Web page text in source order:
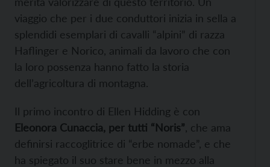
viaggio che per i due conduttori inizia in sella a
splendidi esemplari di cavalli “alpini” di razza
Haflinger e Norico, animali da lavoro che con
la loro possenza hanno fatto la storia
dell’agricoltura di montagna.
Il primo incontro di Ellen Hidding è con
Eleonora Cunaccia, per tutti “Noris” , che ama
definirsi raccoglitrice di “erbe nomade”, e che
ha spiegato il suo stare bene in mezzo alla